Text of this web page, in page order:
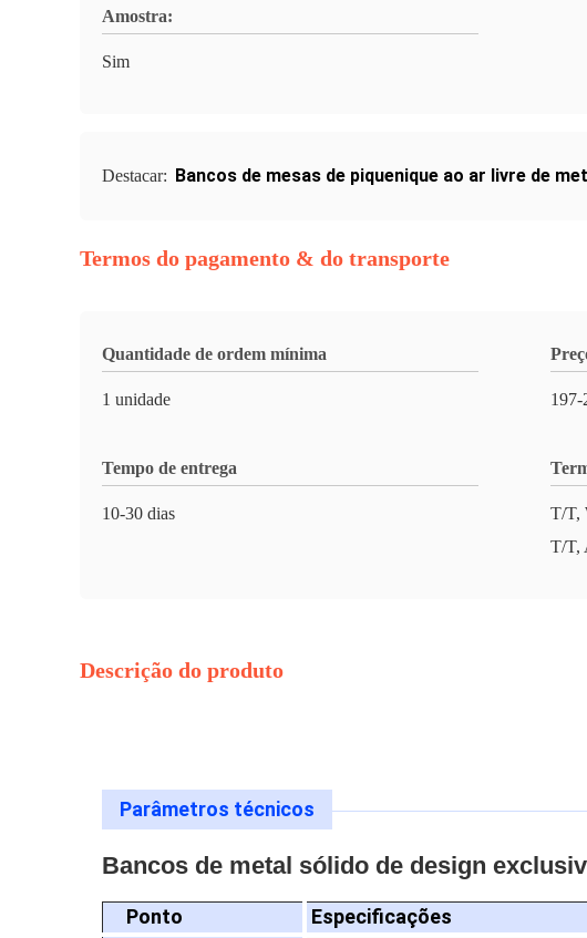
Amostra:
Sim
Destacar: Bancos de mesas de piquenique ao ar livre de
Termos do pagamento & do transporte
Quantidade de ordem mínima
1 unidade
Tempo de entrega
10-30 dias
T/T,
T/T,
Descrição do produto
Parâmetros técnicos
Bancos de metal sólido de design
Ponto
Especificações